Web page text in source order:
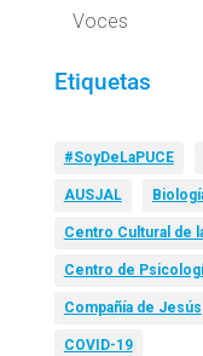
Voces
Etiquetas
#SoyDeLaPUCE
AUSJAL
Centro Cultural de
Centro de
Compañía de Jesús
COVID-19